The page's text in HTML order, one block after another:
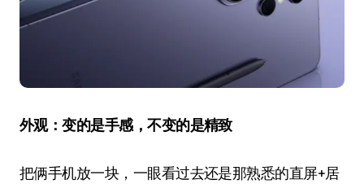
外观：变的是手感，不变的是精致
把俩手机放一块，一眼看过去还是那熟悉的直屏+居